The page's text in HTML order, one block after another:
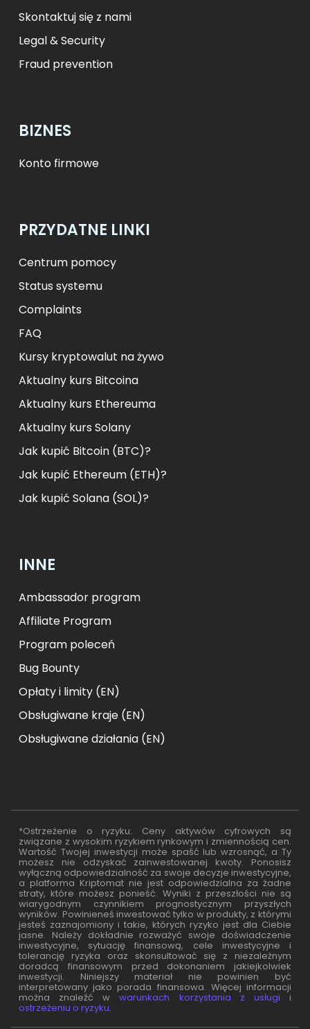
Skontaktuj się z nami
Legal & Security
Fraud prevention
BIZNES
Konto firmowe
PRZYDATNE LINKI
Centrum pomocy
Status systemu
Complaints
FAQ
Kursy kryptowalut na żywo
Aktualny kurs Bitcoina
Aktualny kurs Ethereuma
Aktualny kurs Solany
Jak kupić Bitcoin (BTC)?
Jak kupić Ethereum (ETH)?
Jak kupić Solana (SOL)?
INNE
Ambassador program
Affiliate Program
Program poleceń
Bug Bounty
Opłaty i limity (EN)
Obsługiwane kraje (EN)
Obsługiwane działania (EN)
*Ostrzeżenie o ryzyku: Ceny aktywów cyfrowych są
związane z wysokim ryzykiem rynkowym i zmiennością cen.
Wartość Twojej inwestycji może spaść lub wzrosnąć, a Ty
możesz nie odzyskać zainwestowanej kwoty. Ponosisz
wyłączną odpowiedzialność za swoje decyzje inwestycyjne,
a platforma Kriptomat nie jest odpowiedzialna za żadne
straty, które możesz ponieść. Wyniki z przeszłości nie są
wiarygodnym czynnikiem prognostycznym przyszłych
wyników. Powinieneś inwestować tylko w produkty, z którymi
jesteś zaznajomiony i takie, których ryzyko jest dla Ciebie
jasne. Należy dokładnie rozważyć swoje doświadczenie
inwestycyjne, sytuację finansową, cele inwestycyjne i
tolerancję ryzyka oraz skonsultować się z niezależnym
doradcą finansowym przed dokonaniem jakiejkolwiek
inwestycji. Niniejszy materiał nie powinien być
interpretowany jako porada finansowa. Więcej informacji
można znaleźć wwarunkach korzystania z usługi i
ostrzeżeniu o ryzyku.